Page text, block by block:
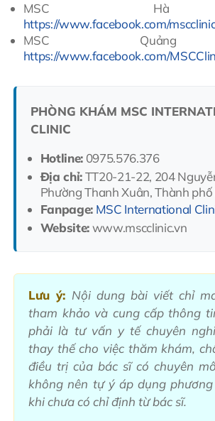
MSC Hà
https://www.facebook.com/
MSC Quảng
https://www.facebook.com/
PHÒNG KHÁM MSC
CLINIC
Hotline:0975.576.376
Địa chỉ:TT20-21-22, 204
Phường Thanh Xuân, Thành phố
Fanpage: MSC International
Website:www.mscclinic.vn
Lưu ý: Nội dung bài viết chỉ
tham khảo và cung cấp thông
phải là tư vấn y tế chuyên
thay thế cho việc thăm khám,
điều trị của bác sĩ có chuyên
không nên tự ý áp dụng
khi chưa có chỉ định từ bác sĩ.